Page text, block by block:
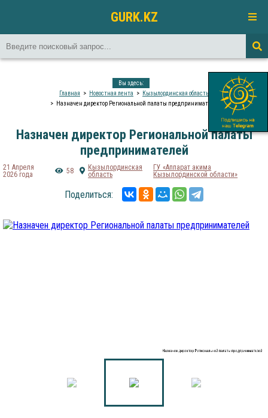
GURK.KZ
Вы здесь:
Главная
Новостная лента
Кызылординская область
Назначен директор Региональной палаты предпринимателей
Назначен директор Региональной палаты
предпринимателей
21 Апреля
2026 года
58
Кызылординская
область
ГУ «Аппарат акима
Кызылординской области»
Поделиться:
Назначен директор Региональной палаты предпринимателей